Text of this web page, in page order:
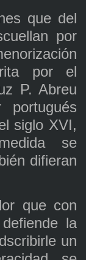
que del
por
por el
P. Abreu
siglo XVI,
se
difieran
que con
la
un